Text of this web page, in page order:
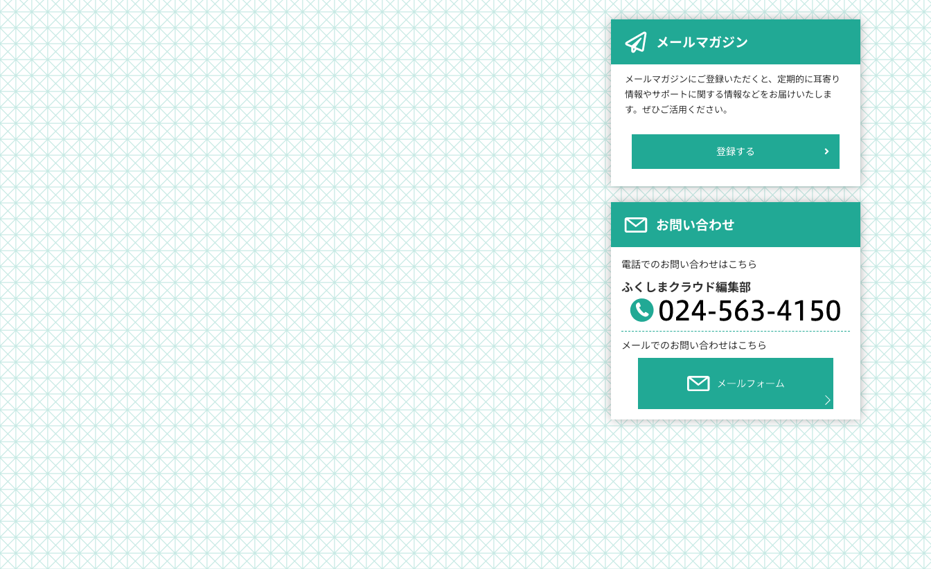
メールマガジン
メールマガジンにご登録いただくと、定期的に耳寄り
情報やサポートに関する情報などをお届けいたしま
す。ぜひご活用ください。
登録する
お問い合わせ
電話でのお問い合わせはこちら
ふくしまクラウド編集部
メールでのお問い合わせはこちら